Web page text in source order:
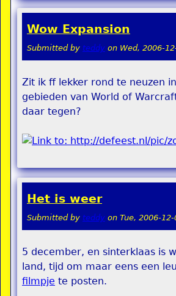
Wow Expansion
Submitted by teddy on Wed, 2006-
Zit ik ff lekker rond te neuzen
gebieden van World of
daar tegen?
Het is weer
Submitted by teddy on Tue, 2006-
5 december, en sinterklaas is
land, tijd om maar eens een
filmpje te posten.